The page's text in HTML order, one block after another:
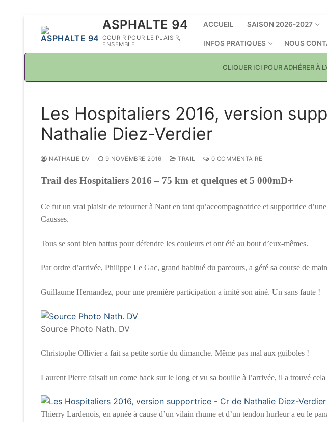
ASPHALTE 94
COURIR POUR LE PLAISIR,
ENSEMBLE
ACCUEIL SAISON 2026-2027
INFOS PRATIQUES NOUS
CLIQUER ICI POUR ADHÉRER À
Les Hospitaliers 2016, version
Nathalie Diez-Verdier
NATHALIE DV 9 NOVEMBRE 2016 TRAIL 0 COMMENTAIRE
Trail des Hospitaliers 2016 – 75 km et quelques et 5 000mD+
Ce fut un vrai plaisir de retourner à Nant en tant qu’accompagnatrice et supportrice
Causses.
Tous se sont bien battus pour défendre les couleurs et ont été au bout d’eux-mêmes.
Par ordre d’arrivée, Philippe Le Gac, grand habitué du parcours, a géré sa course de
Guillaume Hernandez, pour une première participation a imité son ainé. Un sans faute !
Source Photo Nath. DV
Christophe Ollivier a fait sa petite sortie du dimanche. Même pas mal aux guiboles !
Laurent Pierre faisait un come back sur le long et vu sa bouille à l’arrivée, il a trouvé
Thierry Lardenois, en apnée à cause d’un vilain rhume et d’un tendon hurleur a eu le